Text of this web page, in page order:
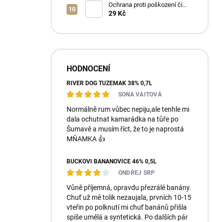
Ochrana proti poškození či
ztrátě
29 Kč
HODNOCENÍ
RIVER DOG TUZEMÁK 38% 0,7L
SOŇA VAITOVÁ
Normálně rum vůbec nepiju,ale tenhle mi
dala ochutnat kamarádka na tůře po
Šumavě a musím říct, že to je naprostá
MŇAMKA 👍
BUČKOVI BANÁNOVICE 46% 0,5L
ONDŘEJ SRP
Vůně příjemná, opravdu přezrálé banány.
Chuť už mě tolik nezaujala, prvních 10-15
vteřin po polknutí mi chuť banánů přišla
spíše umělá a syntetická. Po dalších pár